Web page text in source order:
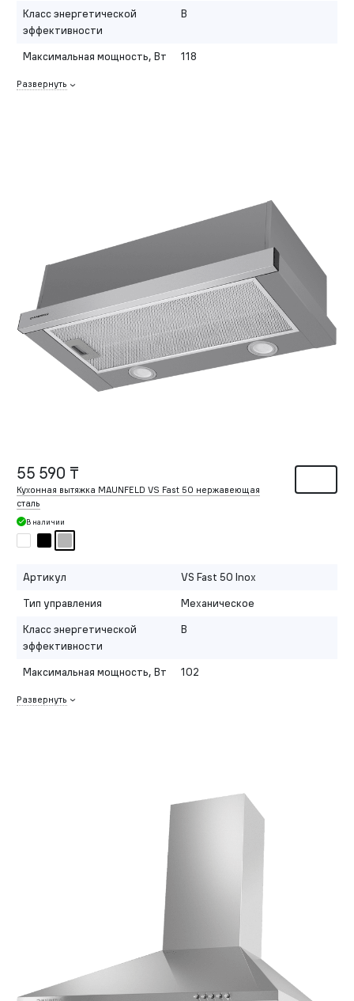
Класс энергетической
эффективности
B
Максимальная мощность, Вт 118
Развернуть
55 590 ₸
Кухонная вытяжка MAUNFELD VS Fast 50 нержавеющая
сталь
В наличии
Артикул
VS Fast 50 Inox
Тип управления
Механическое
Класс энергетической
эффективности
B
Максимальная мощность, Вт 102
Развернуть